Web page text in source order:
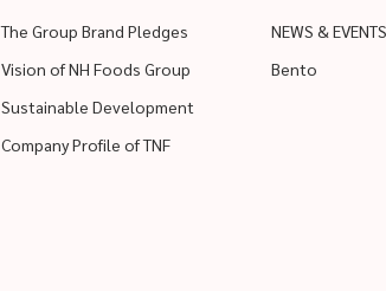
The Group Brand Pledges
Vision of NH Foods Group
Sustainable Development
Company Profile of TNF
NEWS & EVENTS
Bento